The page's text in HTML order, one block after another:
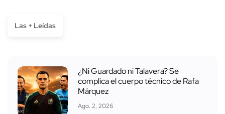
Las + Leídas
¿Ni Guardado ni Talavera? Se
complica el cuerpo técnico de Rafa
Márquez
Ago. 2, 2026